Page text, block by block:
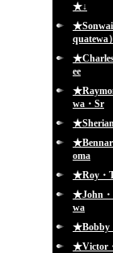
★↓
★Sonwai
quatewa）
ee
wa・Sr
oma
★Roy・
★John・
wa
★Bobby
★Victor